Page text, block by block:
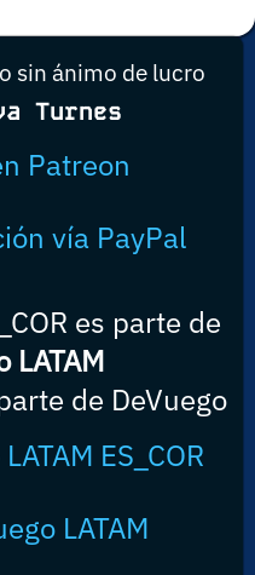
sin ánimo de lucro
Turnes
Patreon
vía PayPal
es parte de
LATAM
de DeVuego
ES_COR
LATAM